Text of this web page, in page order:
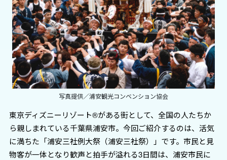
写真提供／浦安観光コンベンション協会
東京ディズニーリゾート®がある街として、全国の人たちか
ら親しまれている千葉県浦安市。今回ご紹介するのは、活気
に満ちた「浦安三社例大祭（浦安三社祭）」です。市民と見
物客が一体となり歓声と拍手が溢れる3日間は、浦安市民に